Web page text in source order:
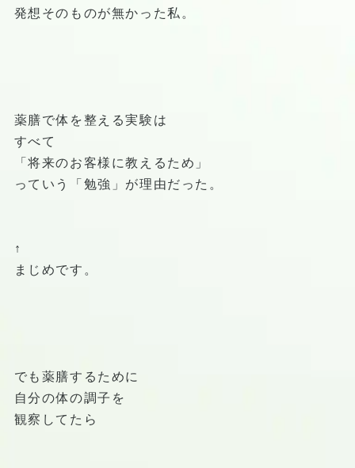
発想そのものが無かった私。
薬膳で体を整える実験は
すべて
「将来のお客様に教えるため」
っていう「勉強」が理由だった。
↑
まじめです。
でも薬膳するために
自分の体の調子を
観察してたら